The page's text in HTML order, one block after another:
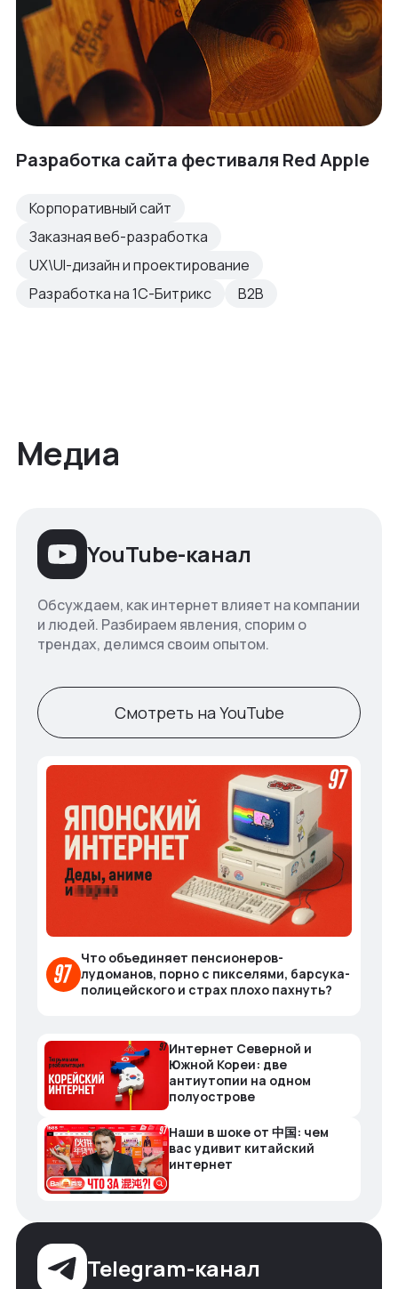
Разработка сайта фестиваля Red Apple
Корпоративный сайт
Заказная веб-разработка
UX\UI-дизайн и проектирование
Разработка на 1С-Битрикс
B2B
Медиа
YouTube-канал
Обсуждаем, как интернет влияет на компании
и людей. Разбираем явления, спорим о
трендах, делимся своим опытом.
Смотреть на YouTube
Что объединяет пенсионеров-
лудоманов, порно с пикселями, барсука-
полицейского и страх плохо пахнуть?
Интернет Северной и
Южной Кореи: две
антиутопии на одном
полуострове
Наши в шоке от 中国: чем
вас удивит китайский
интернет
Telegram-канал